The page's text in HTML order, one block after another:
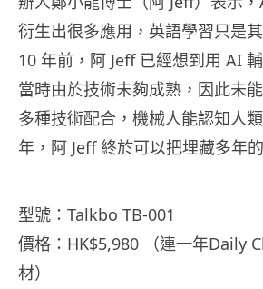
衍生出很多應用，英語學習只是
10 年前，阿 Jeff 已經想到用 AI
當時由於技術未夠成熟，因此未
多種技術配合，機械人能認知人
年，阿 Jeff 終於可以把埋藏多年
型號：Talkbo TB-001
價格：HK$5,980 （連一年Daily
材）